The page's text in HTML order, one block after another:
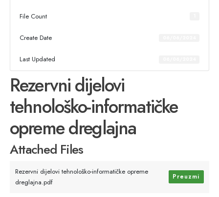
File Count
Create Date
Last Updated
Rezervni dijelovi
tehnološko-informatičke
opreme dreglajna
Attached Files
Rezervni dijelovi tehnološko-informatičke opreme
dreglajna.pdf
Preuzmi